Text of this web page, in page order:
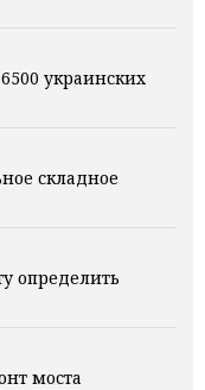
украинских
складное
определить
моста